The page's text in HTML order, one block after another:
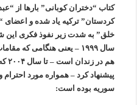
کتاب “دختران کوبانی” بارها از
کردستان” ترکیه یاد شده و اعضای
خلق” به شدت زیر نفوذ فکری این
سال ۱۹۹۹ – یعنی هنگامی که
هم
پیشنهاد کرد – همواره مورد احترام
سوریه بوده است: